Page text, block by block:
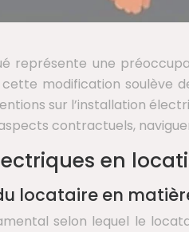
représente une
modification soulève
sur l’installation
contractuels,
en
locataire en
selon lequel le